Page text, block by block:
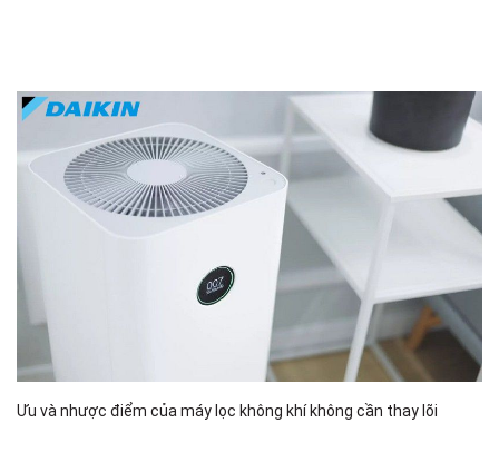
Ưu và nhược điểm của máy lọc không khí không cần thay lõi